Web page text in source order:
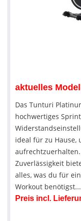
aktuelles
Das Tunturi
hochwertiges
ideal für zu Hause,
Zuverlässigkeit
alles, was du für
Workout
Preis incl.